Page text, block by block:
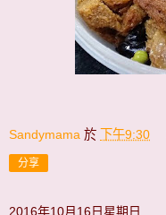
Sandymama 於 下午9:30
分享
2016年10月16日星期日